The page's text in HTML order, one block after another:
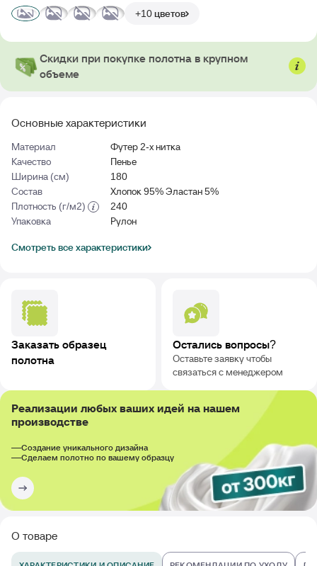
Основные характеристики
Материал
Футер 2-х нитка
Качество
Пенье
Ширина (см)
180
Состав
Хлопок 95% Эластан 5%
Плотность (г/м2)
240
Упаковка
Рулон
Смотреть все характеристики
+10 цветов
Скидки при покупке полотна в крупном
объеме
Заказать образец
полотна
Остались вопросы?
Оставьте заявку чтобы
связаться с менеджером
Реализации любых ваших идей на нашем
производстве
Создание уникального дизайна
Сделаем полотно по вашему образцу
О товаре